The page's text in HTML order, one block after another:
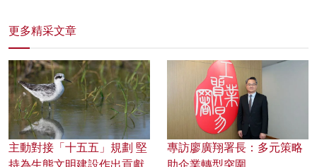
更多精采文章
主動對接「十五五」規劃 堅
專訪廖廣翔署長：多元策略